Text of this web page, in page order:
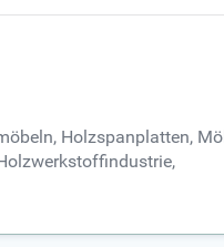
Holzspanplatten,